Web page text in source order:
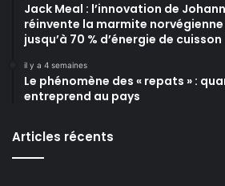
Jack Meal : l’innovation de
réinvente la marmite
jusqu’à 70 % d’énergie de cuisson
il y a 4 semaines
Le phénomène des « repats » :
entreprend au pays
Articles récents